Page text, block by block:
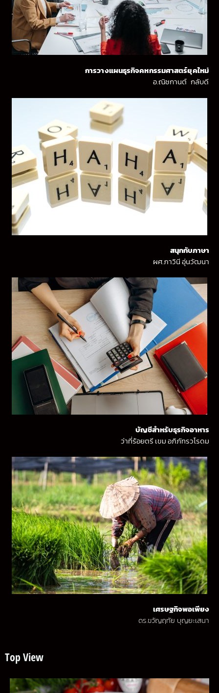
การวางแผนธุรกิจคหกรรมศาสตร์ยุคใหม่
อ.ณิชกานต์ กลับดี
สนุกกับภาษา
ผศ.ภาวินี อุ่นวัฒนา
บัญชีสำหรับธุรกิจอาหาร
ว่าที่ร้อยตรี เขม อภิภัทรวโรดม
เศรษฐกิจพอเพียง
ดร.ขวัญฤทัย บุญยะเสนา
Top View